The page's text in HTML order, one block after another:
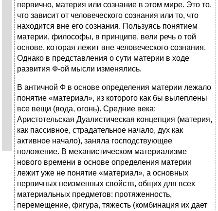
первично, материя или сознание в этом мире. Это то,
что зависит от человеческого сознания или то, что
находится вне его сознания. Пользуясь понятием
материи, философы, в принципе, вели речь о той
основе, которая лежит вне человеческого сознания.
Однако в представления о сути материи в ходе
развития Ф-ой мысли изменялись.
В античной Ф в основе определения материи лежало
понятие «материал», из которого как бы вылеплены
все вещи (вода, огонь). Средние века:
Аристотельская Дуалистическая концепция (материя,
как пассивное, страдательное начало, дух как
активное начало), заняла господствующее
положение. В механистическом материализме
нового времени в основе определения материи
лежит уже не понятие «материал», а основных
первичных неизменных свойств, общих для всех
материальных предметов: протяженность,
перемещение, фигура, тяжесть (комбинация их дает